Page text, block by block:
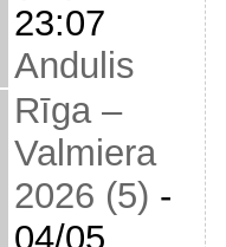
23:07
Andulis
Rīga –
Valmiera
2026 (5) -
04/05